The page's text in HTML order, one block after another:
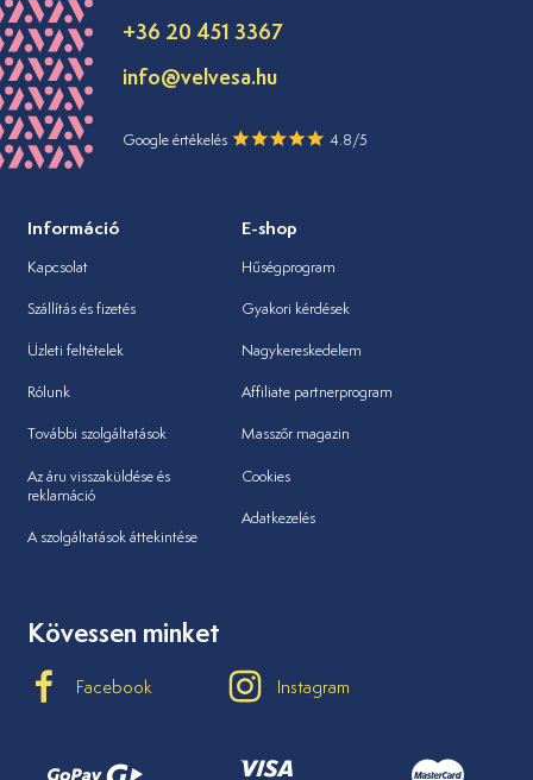
+36 20 451 3367
info@velvesa.hu
Google értékelés 4.8/5
Információ
Kapcsolat
Szállítás és fizetés
Üzleti feltételek
Rólunk
További szolgáltatások
Az áru visszaküldése és
reklamáció
A szolgáltatások áttekintése
E-shop
Hűségprogram
Gyakori kérdések
Nagykereskedelem
Affiliate partnerprogram
Masszőr magazin
Cookies
Adatkezelés
Kövessen minket
Facebook Instagram